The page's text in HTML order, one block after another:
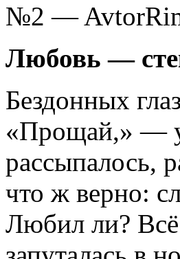
№2 —
Любовь —
Бездонных
«Прощай,» —
рассыпалось,
что ж верно:
Любил ли? Всё